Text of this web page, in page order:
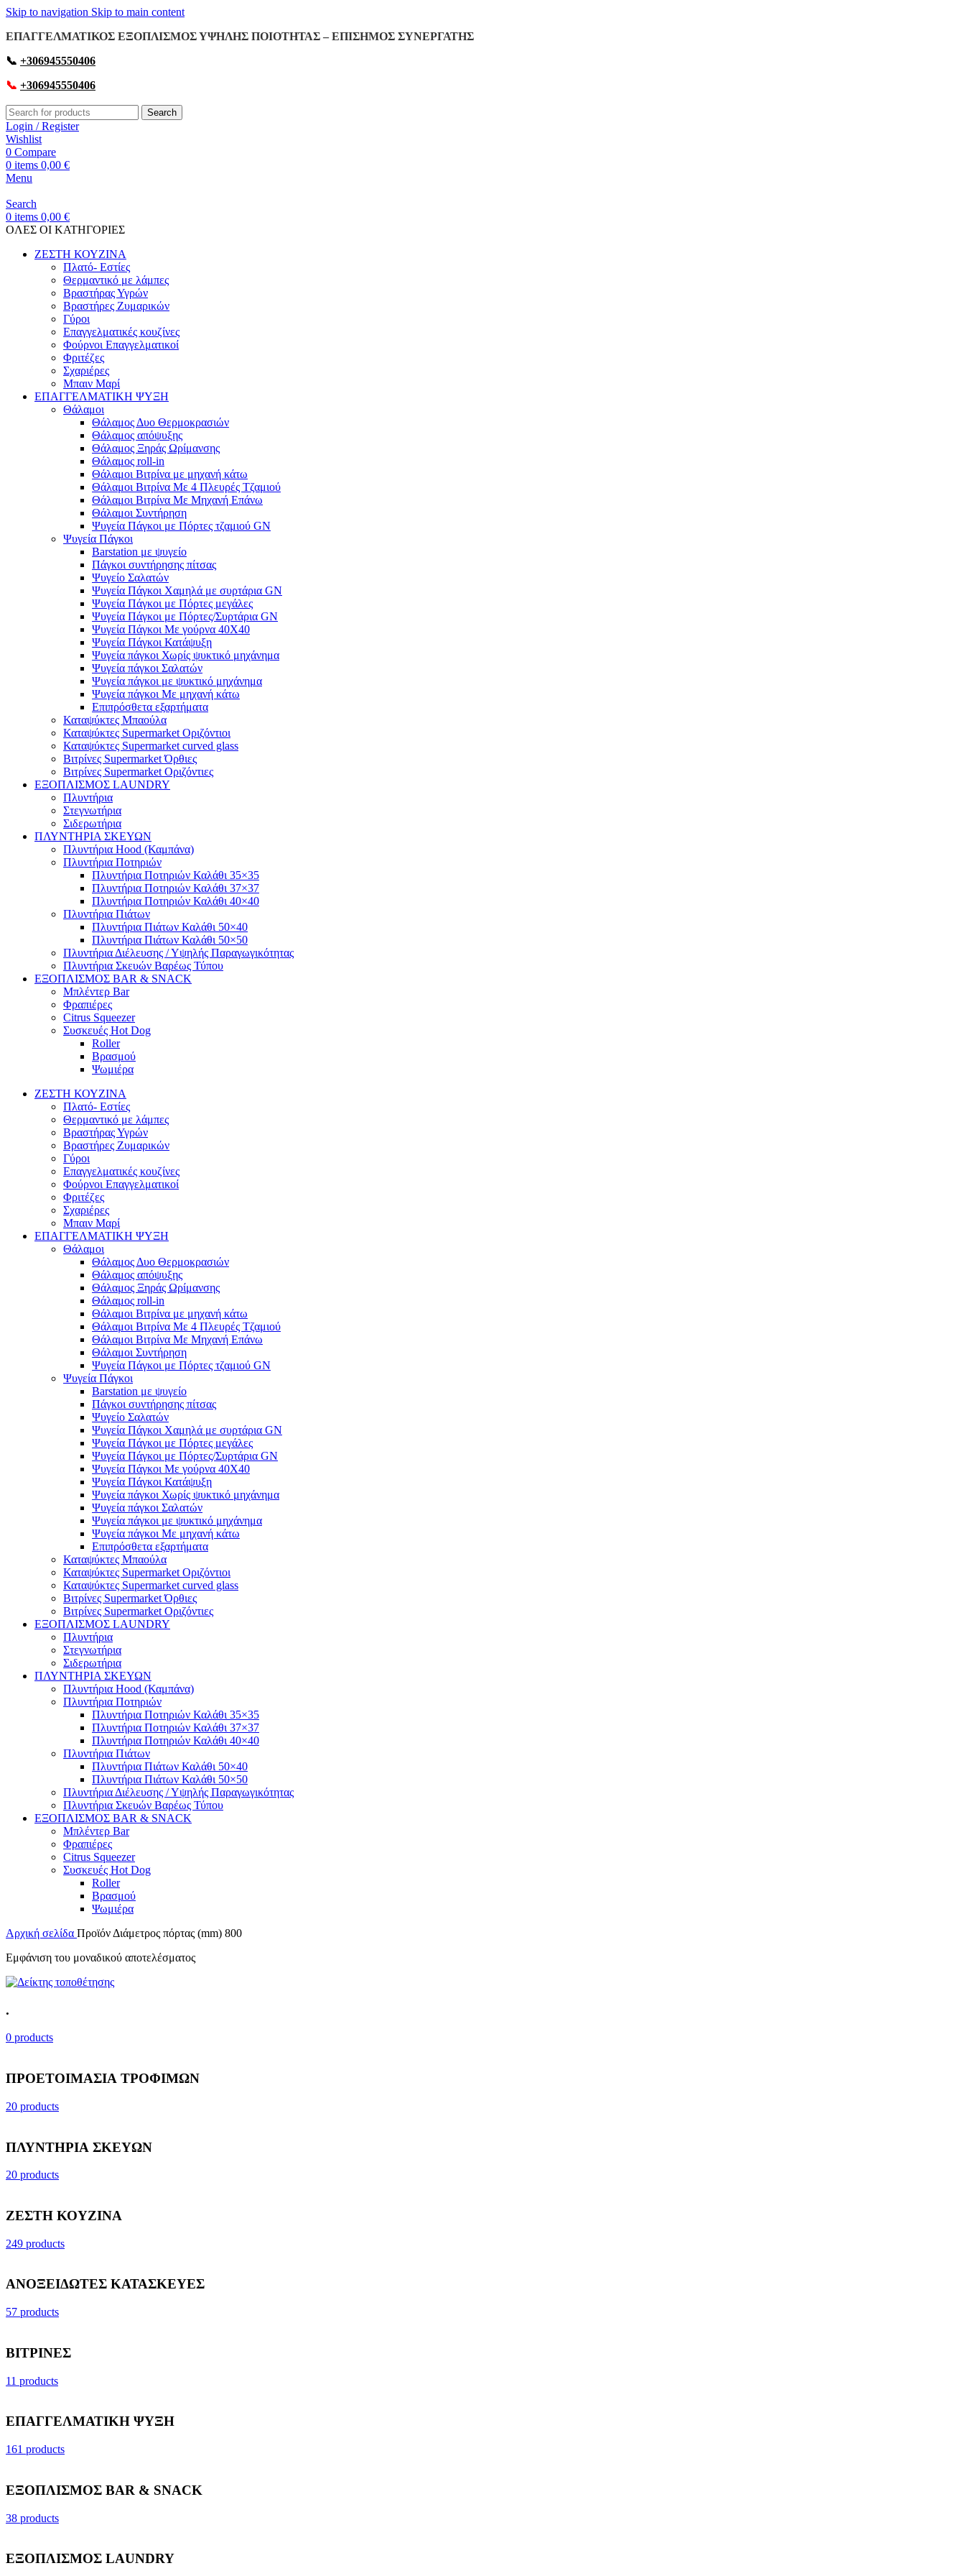
Skip to navigation Skip to main content
ΕΠΑΓΓΕΛΜΑΤΙΚΟΣ ΕΞΟΠΛΙΣΜΟΣ ΥΨΗΛΗΣ ΠΟΙΟΤΗΤΑΣ – ΕΠΙΣΗΜΟΣ ΣΥΝΕΡΓΑΤΗΣ
📞 +306945550406
📞 +306945550406
Search
Login / Register
Wishlist
0 Compare
0 items 0,00 €
Menu
Search
0 items 0,00 €
OΛΕΣ ΟΙ ΚΑΤΗΓΟΡΙΕΣ
ΖΕΣΤΗ ΚΟΥΖΙΝΑ
Πλατό- Εστίες
Θερμαντικό με λάμπες
Βραστήρας Υγρών
Βραστήρες Ζυμαρικών
Γύροι
Επαγγελματικές κουζίνες
Φούρνοι Επαγγελματικοί
Φριτέζες
Σχαριέρες
Μπαιν Μαρί
ΕΠΑΓΓΕΛΜΑΤΙΚΗ ΨΥΞΗ
Θάλαμοι
Θάλαμος Δυο Θερμοκρασιών
Θάλαμος απόψυξης
Θάλαμος Ξηράς Ωρίμανσης
Θάλαμος roll-in
Θάλαμοι Βιτρίνα με μηχανή κάτω
Θάλαμοι Βιτρίνα Με 4 Πλευρές Τζαμιού
Θάλαμοι Βιτρίνα Με Μηχανή Επάνω
Θάλαμοι Συντήρηση
Ψυγεία Πάγκοι με Πόρτες τζαμιού GN
Ψυγεία Πάγκοι
Barstation με ψυγείο
Πάγκοι συντήρησης πίτσας
Ψυγείο Σαλατών
Ψυγεία Πάγκοι Χαμηλά με συρτάρια GN
Ψυγεία Πάγκοι με Πόρτες μεγάλες
Ψυγεία Πάγκοι με Πόρτες/Συρτάρια GN
Ψυγεία Πάγκοι Με γούρνα 40Χ40
Ψυγεία Πάγκοι Κατάψυξη
Ψυγεία πάγκοι Χωρίς ψυκτικό μηχάνημα
Ψυγεία πάγκοι Σαλατών
Ψυγεία πάγκοι με ψυκτικό μηχάνημα
Ψυγεία πάγκοι Με μηχανή κάτω
Επιπρόσθετα εξαρτήματα
Καταψύκτες Μπαούλα
Καταψύκτες Supermarket Οριζόντιοι
Καταψύκτες Supermarket curved glass
Βιτρίνες Supermarket Όρθιες
Βιτρίνες Supermarket Οριζόντιες
ΕΞΟΠΛΙΣΜΟΣ LAUNDRY
Πλυντήρια
Στεγνωτήρια
Σιδερωτήρια
ΠΛΥΝΤΗΡΙΑ ΣΚΕΥΩΝ
Πλυντήρια Hood (Καμπάνα)
Πλυντήρια Ποτηριών
Πλυντήρια Ποτηριών Καλάθι 35×35
Πλυντήρια Ποτηριών Καλάθι 37×37
Πλυντήρια Ποτηριών Καλάθι 40×40
Πλυντήρια Πιάτων
Πλυντήρια Πιάτων Καλάθι 50×40
Πλυντήρια Πιάτων Καλάθι 50×50
Πλυντήρια Διέλευσης / Υψηλής Παραγωγικότητας
Πλυντήρια Σκευών Βαρέως Τύπου
ΕΞΟΠΛΙΣΜΟΣ BAR & SNACK
Μπλέντερ Bar
Φραπιέρες
Citrus Squeezer
Συσκευές Hot Dog
Roller
Βρασμού
Ψωμιέρα
ΖΕΣΤΗ ΚΟΥΖΙΝΑ
Πλατό- Εστίες
Θερμαντικό με λάμπες
Βραστήρας Υγρών
Βραστήρες Ζυμαρικών
Γύροι
Επαγγελματικές κουζίνες
Φούρνοι Επαγγελματικοί
Φριτέζες
Σχαριέρες
Μπαιν Μαρί
ΕΠΑΓΓΕΛΜΑΤΙΚΗ ΨΥΞΗ
Θάλαμοι
Θάλαμος Δυο Θερμοκρασιών
Θάλαμος απόψυξης
Θάλαμος Ξηράς Ωρίμανσης
Θάλαμος roll-in
Θάλαμοι Βιτρίνα με μηχανή κάτω
Θάλαμοι Βιτρίνα Με 4 Πλευρές Τζαμιού
Θάλαμοι Βιτρίνα Με Μηχανή Επάνω
Θάλαμοι Συντήρηση
Ψυγεία Πάγκοι με Πόρτες τζαμιού GN
Ψυγεία Πάγκοι
Barstation με ψυγείο
Πάγκοι συντήρησης πίτσας
Ψυγείο Σαλατών
Ψυγεία Πάγκοι Χαμηλά με συρτάρια GN
Ψυγεία Πάγκοι με Πόρτες μεγάλες
Ψυγεία Πάγκοι με Πόρτες/Συρτάρια GN
Ψυγεία Πάγκοι Με γούρνα 40Χ40
Ψυγεία Πάγκοι Κατάψυξη
Ψυγεία πάγκοι Χωρίς ψυκτικό μηχάνημα
Ψυγεία πάγκοι Σαλατών
Ψυγεία πάγκοι με ψυκτικό μηχάνημα
Ψυγεία πάγκοι Με μηχανή κάτω
Επιπρόσθετα εξαρτήματα
Καταψύκτες Μπαούλα
Καταψύκτες Supermarket Οριζόντιοι
Καταψύκτες Supermarket curved glass
Βιτρίνες Supermarket Όρθιες
Βιτρίνες Supermarket Οριζόντιες
ΕΞΟΠΛΙΣΜΟΣ LAUNDRY
Πλυντήρια
Στεγνωτήρια
Σιδερωτήρια
ΠΛΥΝΤΗΡΙΑ ΣΚΕΥΩΝ
Πλυντήρια Hood (Καμπάνα)
Πλυντήρια Ποτηριών
Πλυντήρια Ποτηριών Καλάθι 35×35
Πλυντήρια Ποτηριών Καλάθι 37×37
Πλυντήρια Ποτηριών Καλάθι 40×40
Πλυντήρια Πιάτων
Πλυντήρια Πιάτων Καλάθι 50×40
Πλυντήρια Πιάτων Καλάθι 50×50
Πλυντήρια Διέλευσης / Υψηλής Παραγωγικότητας
Πλυντήρια Σκευών Βαρέως Τύπου
ΕΞΟΠΛΙΣΜΟΣ BAR & SNACK
Μπλέντερ Bar
Φραπιέρες
Citrus Squeezer
Συσκευές Hot Dog
Roller
Βρασμού
Ψωμιέρα
Αρχική σελίδα Προϊόν Διάμετρος πόρτας (mm) 800
Εμφάνιση του μοναδικού αποτελέσματος
.
0 products
ΠΡΟΕΤΟΙΜΑΣΙΑ ΤΡΟΦΙΜΩΝ
20 products
ΠΛΥΝΤΗΡΙΑ ΣΚΕΥΩΝ
20 products
ΖΕΣΤΗ ΚΟΥΖΙΝΑ
249 products
ΑΝΟΞΕΙΔΩΤΕΣ ΚΑΤΑΣΚΕΥΕΣ
57 products
ΒΙΤΡΙΝΕΣ
11 products
ΕΠΑΓΓΕΛΜΑΤΙΚΗ ΨΥΞΗ
161 products
ΕΞΟΠΛΙΣΜΟΣ BAR & SNACK
38 products
ΕΞΟΠΛΙΣΜΟΣ LAUNDRY